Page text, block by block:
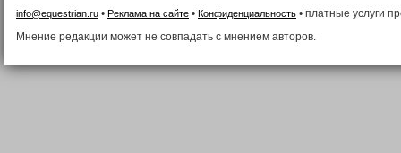
info@equestrian.ru • Реклама на сайте • Конфиденциальность • платные услуги
Мнение редакции может не совпадать с мнением авторов.